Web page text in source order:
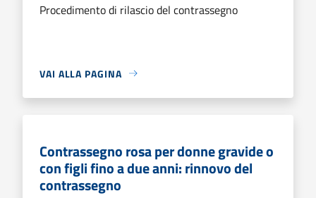
Procedimento di rilascio del contrassegno
VAI ALLA PAGINA
Contrassegno rosa per donne gravide o
con figli fino a due anni: rinnovo del
contrassegno